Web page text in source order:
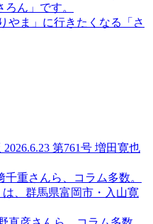
ん」です。
やま」に行きたくなる「さ
2026.6.23 第761号 増田寛也
千重さんら、コラム多数。
、群馬県富岡市・入山寛